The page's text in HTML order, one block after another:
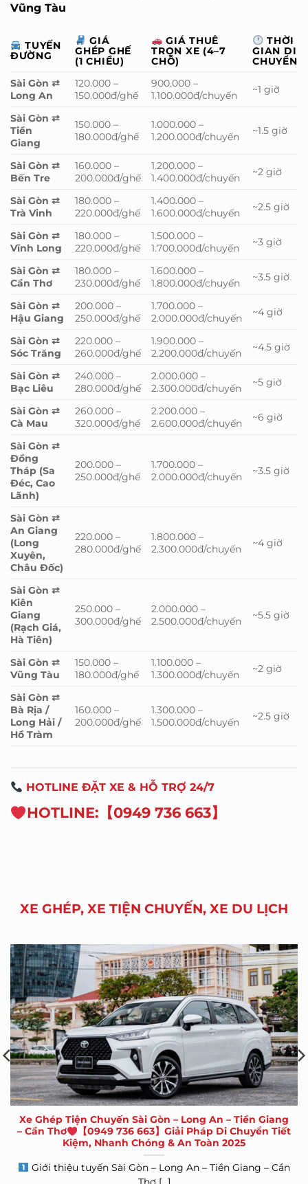
Vũng Tàu
TUYẾN
ĐƯỜNG
GIÁ
GHÉP GHẾ
(1 CHIỀU)
GIÁ THUÊ
TRỌN XE (4–7
CHỖ)
THỜI
GIAN DI
CHUYỂN
Sài Gòn ⇄
Long An
120.000 –
150.000đ/ghế
900.000 –
1.100.000đ/chuyến
~1 giờ
Sài Gòn ⇄
Tiền
Giang
150.000 –
180.000đ/ghế
1.000.000 –
1.200.000đ/chuyến
~1.5 giờ
Sài Gòn ⇄
Bến Tre
160.000 –
200.000đ/ghế
1.200.000 –
1.400.000đ/chuyến
~2 giờ
Sài Gòn ⇄
Trà Vinh
180.000 –
220.000đ/ghế
1.400.000 –
1.600.000đ/chuyến
~2.5 giờ
Sài Gòn ⇄
Vĩnh Long
180.000 –
220.000đ/ghế
1.500.000 –
1.700.000đ/chuyến
~3 giờ
Sài Gòn ⇄
Cần Thơ
180.000 –
230.000đ/ghế
1.600.000 –
1.800.000đ/chuyến
~3.5 giờ
Sài Gòn ⇄
Hậu Giang
200.000 –
250.000đ/ghế
1.700.000 –
2.000.000đ/chuyến
~4 giờ
Sài Gòn ⇄
Sóc Trăng
220.000 –
260.000đ/ghế
1.900.000 –
2.200.000đ/chuyến
~4.5 giờ
Sài Gòn ⇄
Bạc Liêu
240.000 –
280.000đ/ghế
2.000.000 –
2.300.000đ/chuyến
~5 giờ
Sài Gòn ⇄
Cà Mau
260.000 –
320.000đ/ghế
2.200.000 –
2.600.000đ/chuyến
~6 giờ
Sài Gòn ⇄
Đồng
Tháp (Sa
Đéc, Cao
Lãnh)
200.000 –
250.000đ/ghế
1.700.000 –
2.000.000đ/chuyến
~3.5 giờ
Sài Gòn ⇄
An Giang
(Long
Xuyên,
Châu Đốc)
220.000 –
280.000đ/ghế
1.800.000 –
2.300.000đ/chuyến
~4 giờ
Sài Gòn ⇄
Kiên
Giang
(Rạch Giá,
Hà Tiên)
250.000 –
300.000đ/ghế
2.000.000 –
2.500.000đ/chuyến
~5.5 giờ
Sài Gòn ⇄
Vũng Tàu
150.000 –
180.000đ/ghế
1.100.000 –
1.300.000đ/chuyến
~2 giờ
Sài Gòn ⇄
Bà Rịa /
Long Hải /
Hồ Tràm
160.000 –
200.000đ/ghế
1.300.000 –
1.500.000đ/chuyến
~2.5 giờ
HOTLINE ĐẶT XE & HỖ TRỢ 24/7
HOTLINE:【0949 736 663】
XE GHÉP, XE TIỆN CHUYẾN, XE DU LỊCH
Xe Ghép Tiện Chuyến Sài Gòn – Long An – Tiền Giang
– Cần Thơ
【0949 736 663】Giải Pháp Di Chuyển Tiết
Kiệm, Nhanh Chóng & An Toàn 2025
Giới thiệu tuyến Sài Gòn – Long An – Tiền Giang – Cần